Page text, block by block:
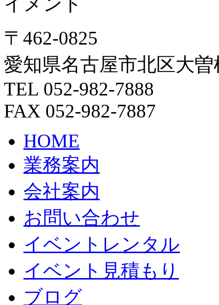
〒462-0825
愛知県名古屋市北区大曽
TEL 052-982-7888
FAX 052-982-7887
HOME
業務案内
会社案内
お問い合わせ
イベントレンタル
イベント見積もり
ブログ